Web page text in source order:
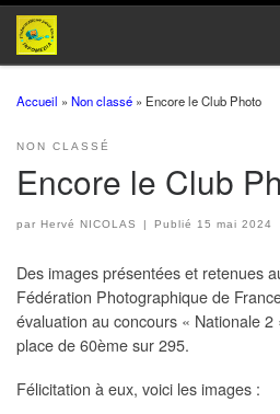
Passer au contenu
Accueil » Non classé » Encore le Club Photo
NON CLASSÉ
Encore le Club
par Hervé NICOLAS Publié15 mai 2024
Des images présentées et retenues
Fédération Photographique de
évaluation au concours « Nationale
place de 60ème sur 295.
Félicitation à eux, voici les images :